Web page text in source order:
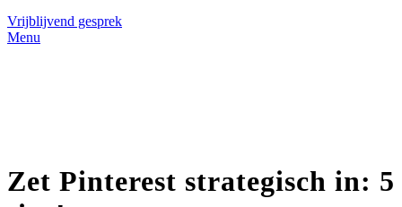
Vrijblijvend gesprek
Menu
Zet Pinterest strategisch in: 5